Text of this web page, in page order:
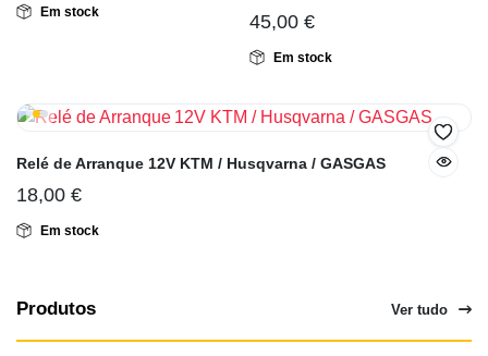
Em stock 45,00 €
Em stock
Relé de Arranque 12V KTM / Husqvarna / GASGAS
18,00 €
Em stock
Produtos Ver tudo